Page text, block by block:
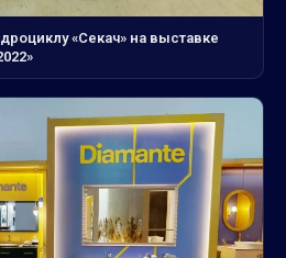
«Секач» на выставке